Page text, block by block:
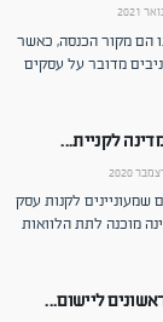
הם מקור הכנסה, כאשר
מדובר על עסקים
לקניית...
שמעוניינים לקנות עסק
מוכנה לתת הלוואות
ליישום...